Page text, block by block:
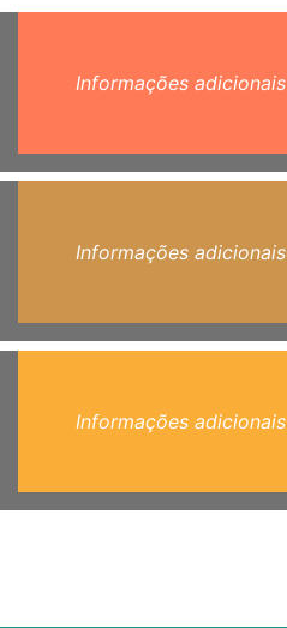
Informações adicionais
Informações adicionais
Informações adicionais